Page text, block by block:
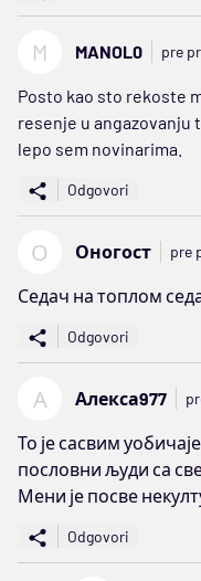
M MANOL0 pre
Posto kao sto rekoste
resenje u angazovanju
lepo sem novinarima.
Odgovori
О Оногост pre
Седач на топлом
Odgovori
А Алекса977
То је сасвим
пословни људи са
Мени је посве
Odgovori